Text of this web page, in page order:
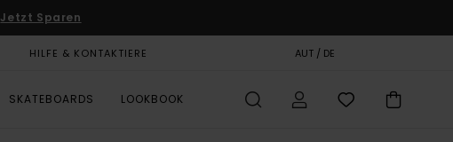
Jetzt Sparen
HILFE & KONTAKTIERE AUT / DE
SKATEBOARDS LOOKBOOK